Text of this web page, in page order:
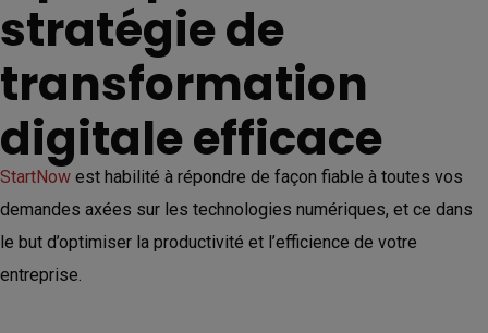
stratégie de
transformation
digitale efficace
StartNow est habilité à répondre de façon fiable à toutes vos
demandes axées sur les technologies numériques, et ce dans
le but d’optimiser la productivité et l’efficience de votre
entreprise.